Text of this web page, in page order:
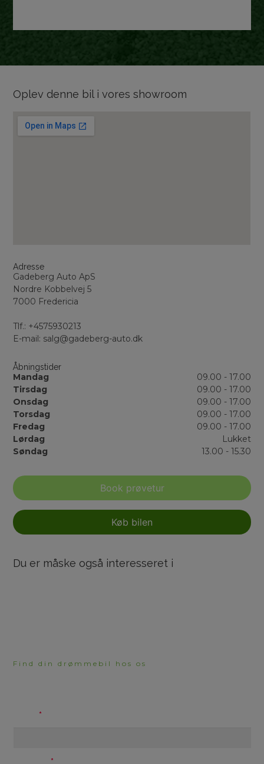
Oplev denne bil i vores showroom
Adresse
Gadeberg Auto ApS
Nordre Kobbelvej 5
7000 Fredericia
Tlf.: +4575930213
E-mail: salg@gadeberg-auto.dk
Åbningstider
Mandag
09.00 - 17.00
Tirsdag
09.00 - 17.00
Onsdag
09.00 - 17.00
Torsdag
09.00 - 17.00
Fredag
09.00 - 17.00
Lørdag
Lukket
Søndag
13.00 - 15.30
Book prøvetur
Køb bilen
Du er måske også interesseret i
Find din drømmebil hos os